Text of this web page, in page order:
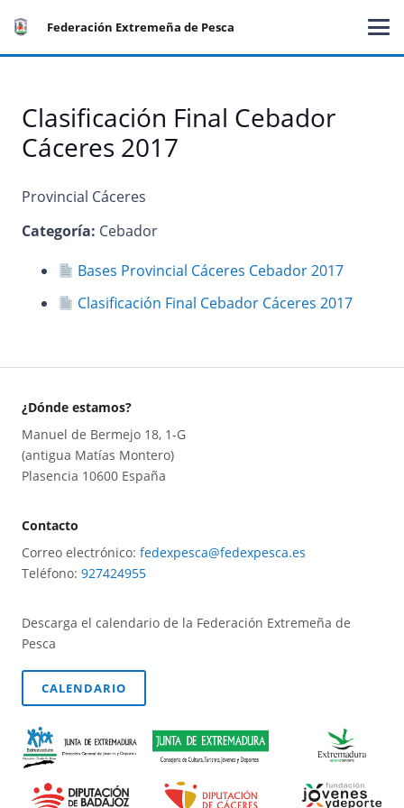
Federación Extremeña de Pesca
Clasificación Final Cebador
Cáceres 2017
Provincial Cáceres
Categoría: Cebador
Bases Provincial Cáceres Cebador 2017
Clasificación Final Cebador Cáceres 2017
¿Dónde estamos?
Manuel de Bermejo 18, 1-G
(antigua Matías Montero)
Plasencia 10600 España
Contacto
Correo electrónico: fedexpesca@fedexpesca.es
Teléfono: 927424955
Descarga el calendario de la Federación Extremeña de
Pesca
CALENDARIO